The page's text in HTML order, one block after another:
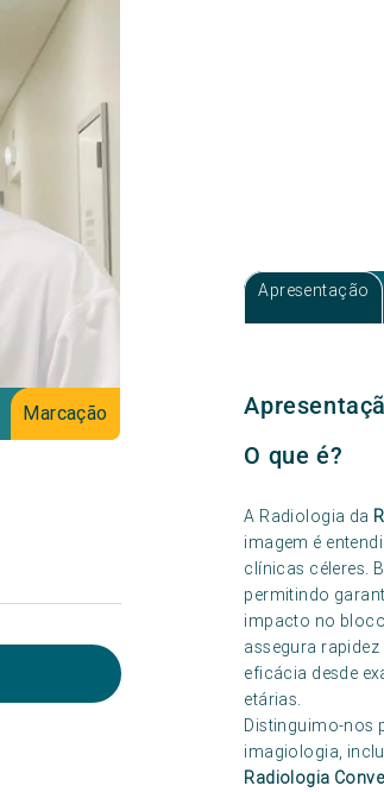
Marcação
Apresentação
O que é?
A Radiologia da
imagem é
clínicas céleres.
permitindo
impacto no
assegura
eficácia desde
etárias.
Distinguimo-nos
imagiologia,
Radiologia